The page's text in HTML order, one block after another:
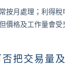
按月處理；利得稅
價格及工作量會受
把交易量